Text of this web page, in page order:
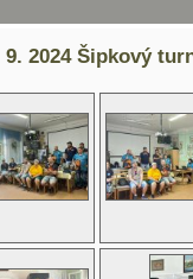
9. 2024 Šipkový